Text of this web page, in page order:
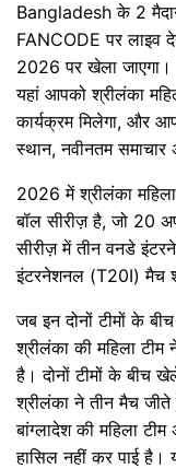
Bangladesh के 2
FANCODE पर लाइव
2026 पर खेला जाएगा।
यहां आपको श्रीलंका
कार्यक्रम मिलेगा, और
स्थान, नवीनतम
2026 में श्रीलंका महिला
बॉल सीरीज़ है, जो 20
सीरीज़ में तीन वनडे
इंटरनेशनल (T20I) मैच
जब इन दोनों टीमों के
श्रीलंका की महिला टीम
है। दोनों टीमों के बीच
श्रीलंका ने तीन मैच
बांग्लादेश की महिला
हासिल नहीं कर पाई है।